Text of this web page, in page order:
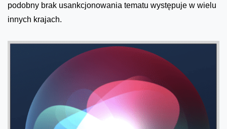
podobny brak usankcjonowania tematu występuje w wielu
innych krajach.